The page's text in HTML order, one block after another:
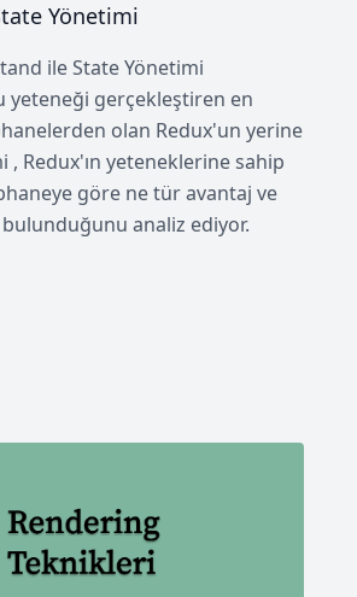
Yönetimi
ile State Yönetimi
yeteneği gerçekleştiren en
olan Redux'un yerine
, Redux'ın yeteneklerine sahip
göre ne tür avantaj ve
bulunduğunu analiz ediyor.